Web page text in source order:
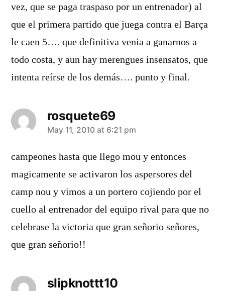
vez, que se paga traspaso por un entrenador) al
que el primera partido que juega contra el Barça
le caen 5…. que definitiva venia a ganarnos a
todo costa, y aun hay merengues insensatos, que
intenta reírse de los demás…. punto y final.
rosquete69
says:
May 11, 2010 at 6:21 pm
campeones hasta que llego mou y entonces
magicamente se activaron los aspersores del
camp nou y vimos a un portero cojiendo por el
cuello al entrenador del equipo rival para que no
celebrase la victoria que gran señorio señores,
que gran señorio!!
slipknottt10